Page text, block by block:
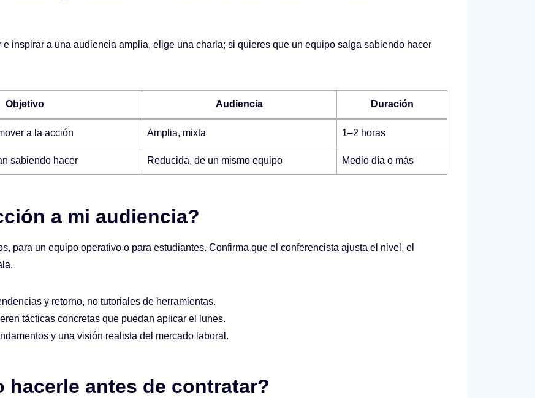
inspirar a una audiencia amplia, elige una charla; si quieres que un equipo salga sabiendo hacer
Objetivo Audiencia Duración
a la acción Amplia, mixta 1–2 horas
sabiendo hacer Reducida, de un mismo equipo Medio día o más
a mi audiencia?
para un equipo operativo o para estudiantes. Confirma que el conferencista ajusta el nivel, el
y retorno, no tutoriales de herramientas.
tácticas concretas que puedan aplicar el lunes.
y una visión realista del mercado laboral.
hacerle antes de contratar?